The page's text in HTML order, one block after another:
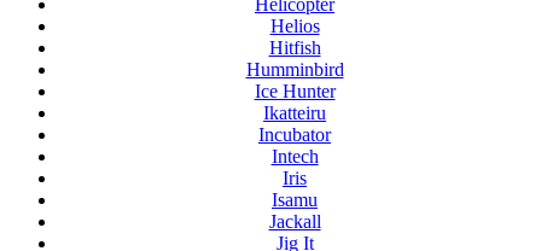
Helicopter
Helios
Hitfish
Humminbird
Ice Hunter
Ikatteiru
Incubator
Intech
Iris
Isamu
Jackall
Jig It